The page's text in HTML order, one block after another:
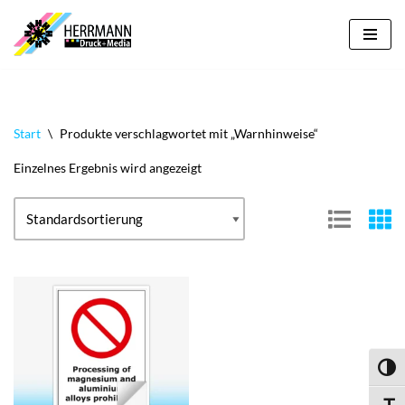
Zum
Start \ Produkte verschlagwortet mit „Warnhinweise“
Einzelnes Ergebnis wird angezeigt